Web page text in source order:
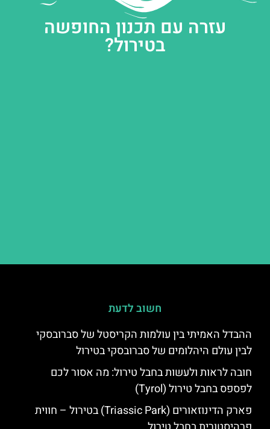
עזרה עם תכנון החופשה
בטירול?
חשוב לדעת
ההבדל האמיתי בין עולמות הקריסטל של סברובסקי
לבין עולם היהלומים של סברובסקי בטירול
חובה לראות ולעשות בחבל טירול: מה אסור לכם
לפספס בחבל טירול (Tyrol)
פארק הדינוזאורים (Triassic Park) בטירול – חווית